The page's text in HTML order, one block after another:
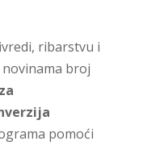
ribarstvu i
broj
za
pomoći